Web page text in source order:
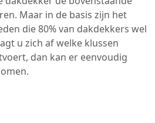
Maar in de basis zijn het
die 80% van dakdekkers wel
u zich af welke klussen
dan kan er eenvoudig